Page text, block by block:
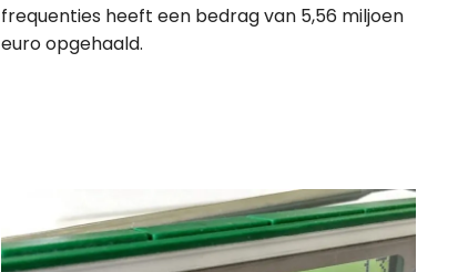
frequenties heeft een bedrag van 5,56 miljoen
euro opgehaald.